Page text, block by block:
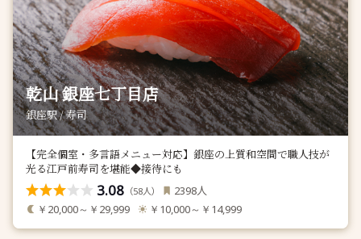
乾山 銀座七丁目店
銀座駅 / 寿司
【完全個室・多言語メニュー対応】銀座の上質和空間で職人技が
光る江戸前寿司を堪能◆接待にも
3.08 （58人） 2398人
￥20,000～￥29,999 ￥10,000～￥14,999